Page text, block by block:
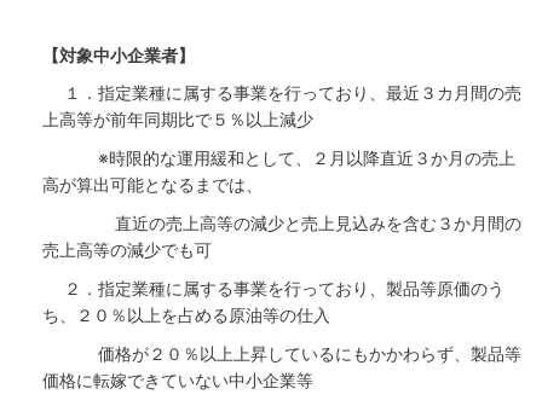
【対象中小企業者】
１．指定業種に属する事業を行っており、最近３カ月間の売
上高等が前年同期比で５％以上減少
※時限的な運用緩和として、２月以降直近３か月の売上
高が算出可能となるまでは、
直近の売上高等の減少と売上見込みを含む３か月間の
売上高等の減少でも可
２．指定業種に属する事業を行っており、製品等原価のう
ち、２０％以上を占める原油等の仕入
価格が２０％以上上昇しているにもかかわらず、製品等
価格に転嫁できていない中小企業等